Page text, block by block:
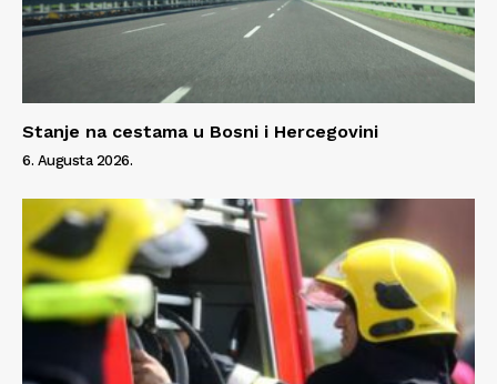
Stanje na cestama u Bosni i Hercegovini
6. Augusta 2026.